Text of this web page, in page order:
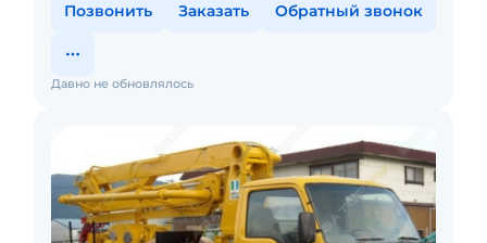
Позвонить Заказать Обратный звонок
Давно не обновлялось